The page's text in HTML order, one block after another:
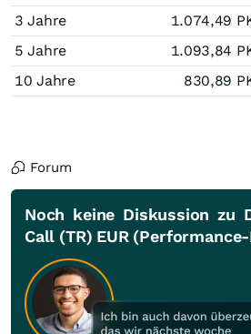
3 Jahre
1.074,49
5 Jahre
1.093,84
10 Jahre
830,89
Forum
Noch keine Diskussion zu
Call (TR) EUR